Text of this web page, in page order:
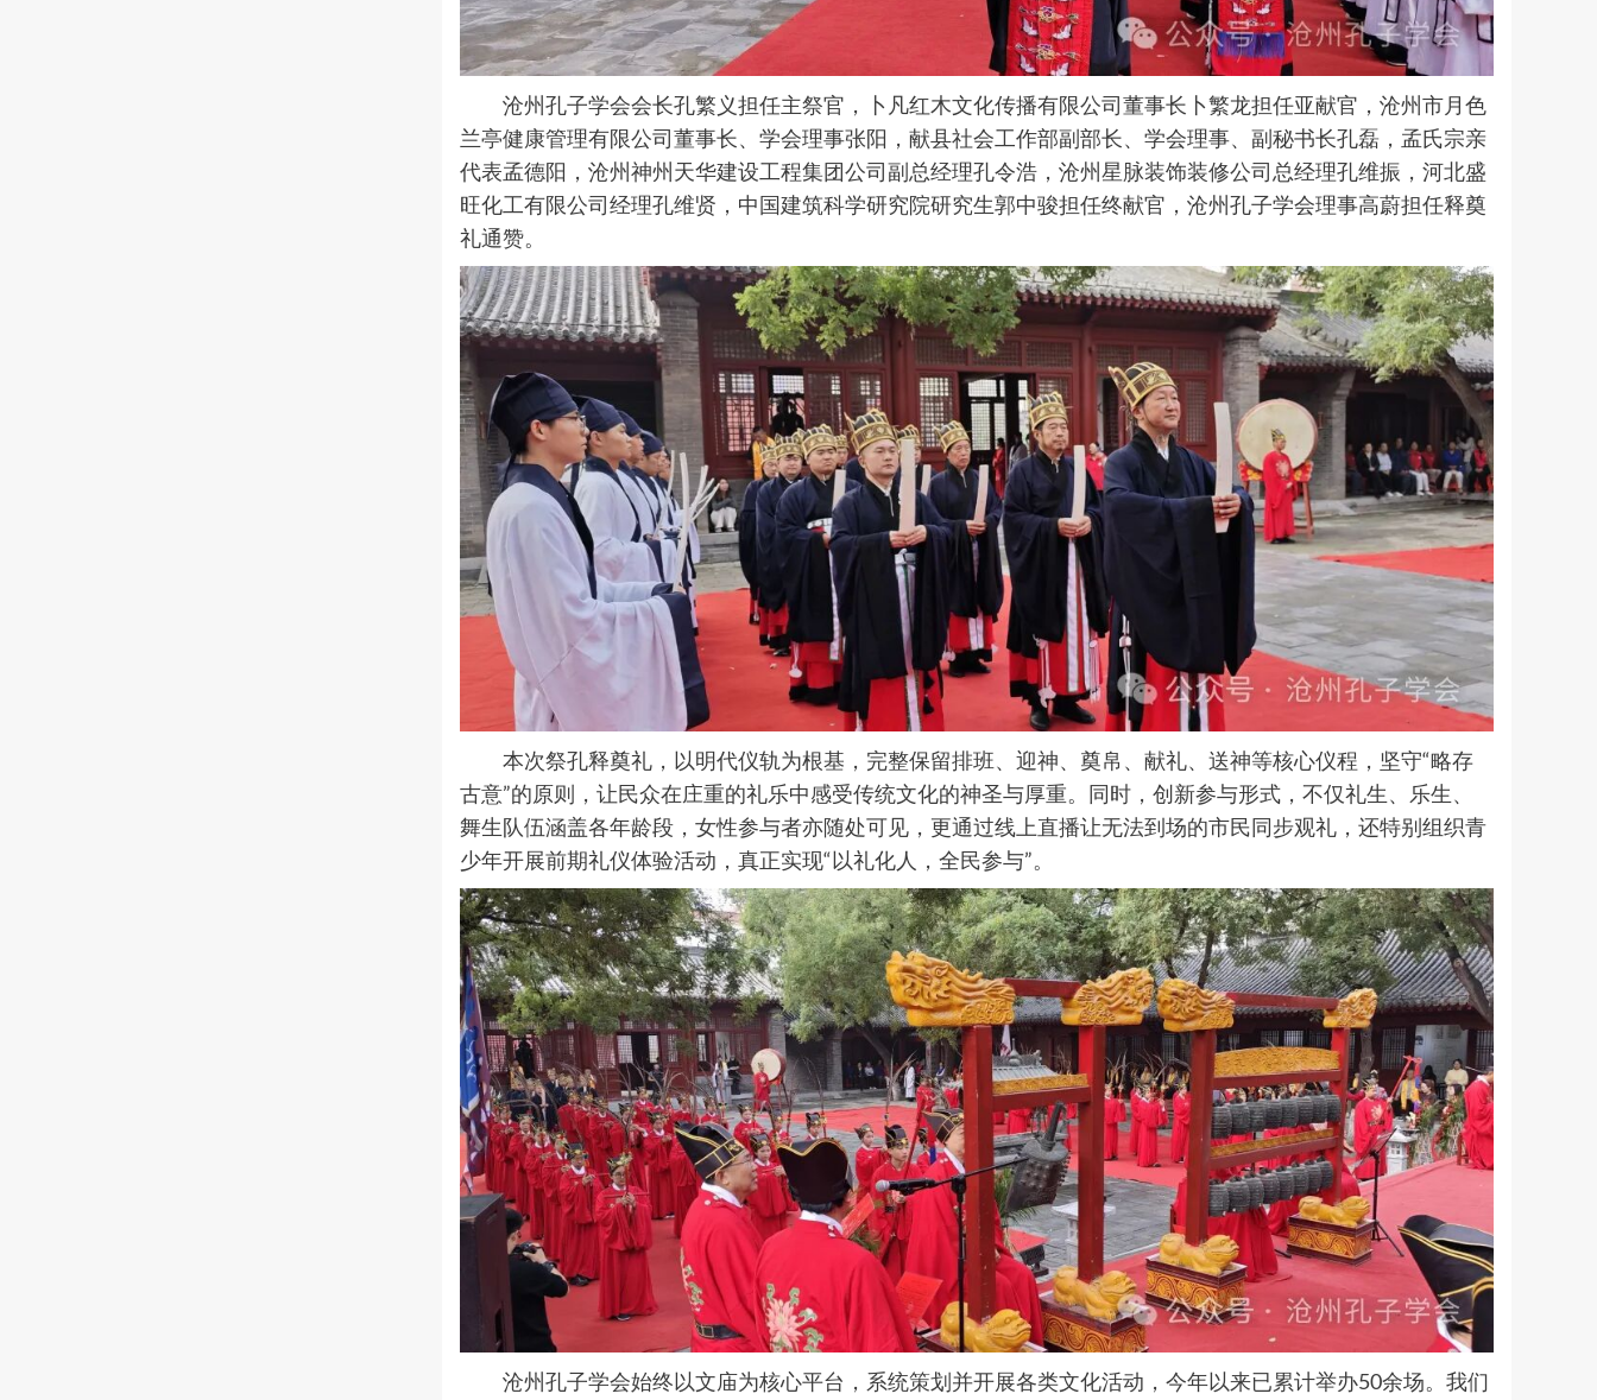
沧州孔子学会会长孔繁义担任主祭官，卜凡红木文化传播有限公司董事长卜繁龙担任亚献官，沧州市月色
兰亭健康管理有限公司董事长、 学会理事张阳，献县社会工作部副部长、 学会理事、副秘书长孔磊，孟氏宗亲
代表孟德阳，沧州神州天华建设工程集团公司副总经理孔令浩，沧州星脉装饰装修公司总经理孔维振，河北盛
旺化工有限公司经理孔维贤，中国建筑科学研究院研究生郭中骏担任终献官，沧州孔子学会理事高蔚担任释奠
礼通赞。
本次祭孔释奠礼，以明代仪轨为根基，完整保留排班、迎神、奠帛、献礼、送神等核心仪程，坚守“略存
古意”的原则，让民众在庄重的礼乐中感受传统文化的神圣与厚重。同时，创新参与形式，不仅礼生、乐生、
舞生队伍涵盖各年龄段，女性参与者亦随处可见，更通过线上直播让无法到场的市民同步观礼，还特别组织青
少年开展前期礼仪体验活动，真正实现“以礼化人，全民参与”。
沧州孔子学会始终以文庙为核心平台，系统策划并开展各类文化活动，今年以来已累计举办50余场。我们